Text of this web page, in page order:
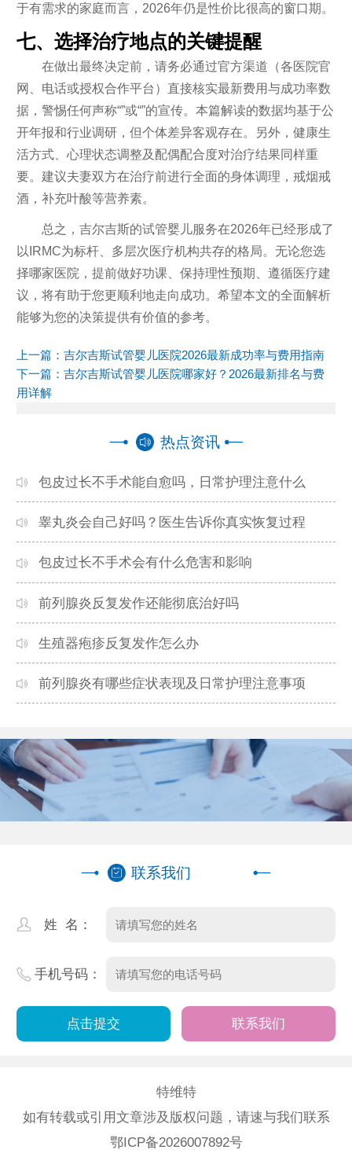
于有需求的家庭而言，2026年仍是性价比很高的窗口期。
七、选择治疗地点的关键提醒
在做出最终决定前，请务必通过官方渠道（各医院官
网、电话或授权合作平台）直接核实最新费用与成功率数
据，警惕任何声称“”或“”的宣传。本篇解读的数据均基于公
开年报和行业调研，但个体差异客观存在。另外，健康生
活方式、心理状态调整及配偶配合度对治疗结果同样重
要。建议夫妻双方在治疗前进行全面的身体调理，戒烟戒
酒，补充叶酸等营养素。
总之，吉尔吉斯的试管婴儿服务在2026年已经形成了
以IRMC为标杆、多层次医疗机构共存的格局。无论您选
择哪家医院，提前做好功课、保持理性预期、遵循医疗建
议，将有助于您更顺利地走向成功。希望本文的全面解析
能够为您的决策提供有价值的参考。
上一篇： 吉尔吉斯试管婴儿医院2026最新成功率与费用指南
下一篇： 吉尔吉斯试管婴儿医院哪家好？2026最新排名与费
用详解
热点资讯
包皮过长不手术能自愈吗，日常护理注意什么
睾丸炎会自己好吗？医生告诉你真实恢复过程
包皮过长不手术会有什么危害和影响
前列腺炎反复发作还能彻底治好吗
生殖器疱疹反复发作怎么办
前列腺炎有哪些症状表现及日常护理注意事项
联系我们
姓 名：
手机号码：
联系我们
特维特
如有转载或引用文章涉及版权问题，请速与我们联系
鄂ICP备2026007892号